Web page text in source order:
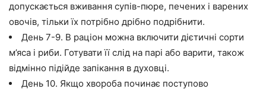
допускається вживання супів-пюре, печених і варених
овочів, тільки їх потрібно дрібно подрібнити.
День 7-9. В раціон можна включити дієтичні сорти
м’яса і риби. Готувати її слід на парі або варити, також
відмінно підійде запікання в духовці.
День 10. Якщо хвороба починає поступово